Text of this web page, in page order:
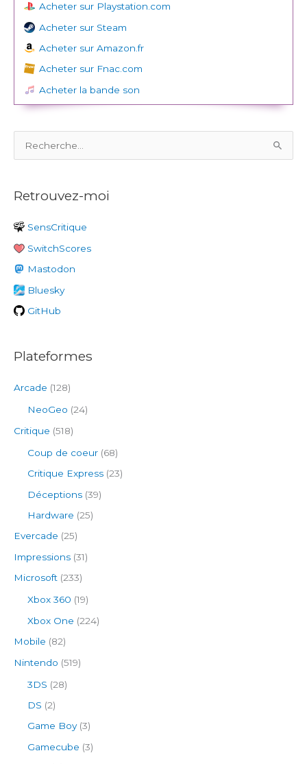
Acheter sur Playstation.com
Acheter sur Steam
Acheter sur Amazon.fr
Acheter sur Fnac.com
Acheter la bande son
e
h
r
c
h
e
r
Retrouvez-moi
SensCritique
SwitchScores
Mastodon
Bluesky
GitHub
Plateformes
Arcade (128)
NeoGeo (24)
Critique (518)
Coup de coeur (68)
Critique Express (23)
Déceptions (39)
Hardware (25)
Evercade (25)
Impressions (31)
Microsoft (233)
Xbox 360 (19)
Xbox One (224)
Mobile (82)
Nintendo (519)
3DS (28)
DS (2)
Game Boy(3)
Gamecube (3)